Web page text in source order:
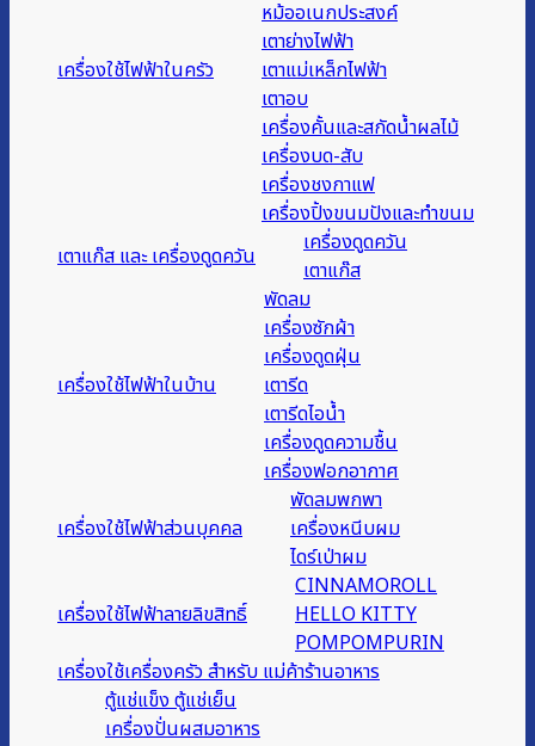
เครื่องใช้ไฟฟ้าในครัว
หม้ออเนกประสงค์
เตาย่างไฟฟ้า
เตาแม่เหล็กไฟฟ้า
เตาอบ
เครื่องคั้นและสกัดน้ำผลไม้
เครื่องบด-สับ
เครื่องชงกาแฟ
เครื่องปิ้งขนมปังและทำขนม
เตาแก๊ส และ เครื่องดูดควัน
เครื่องดูดควัน
เตาแก๊ส
เครื่องใช้ไฟฟ้าในบ้าน
พัดลม
เครื่องซักผ้า
เครื่องดูดฝุ่น
เตารีด
เตารีดไอน้ำ
เครื่องดูดความชื้น
เครื่องฟอกอากาศ
เครื่องใช้ไฟฟ้าส่วนบุคคล
พัดลมพกพา
เครื่องหนีบผม
ไดร์เป่าผม
เครื่องใช้ไฟฟ้าลายลิขสิทธิ์
CINNAMOROLL
HELLO KITTY
POMPOMPURIN
เครื่องใช้เครื่องครัว สำหรับ แม่ค้าร้านอาหาร
ตู้แช่แข็ง ตู้แช่เย็น
เครื่องปั่นผสมอาหาร